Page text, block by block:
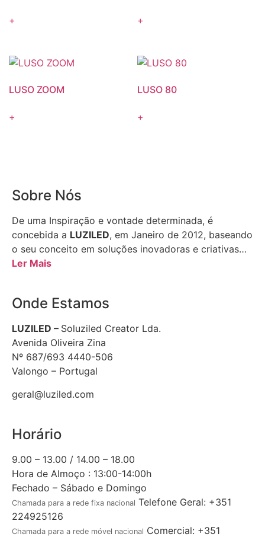
+ +
LUSO ZOOM
+
LUSO 80
+
Sobre Nós
De uma Inspiração e vontade determinada, é
concebida a LUZILED, em Janeiro de 2012, baseando
o seu conceito em soluções inovadoras e criativas…
Ler Mais
Onde Estamos
LUZILED – Soluziled Creator Lda.
Avenida Oliveira Zina
Nº 687/693 4440-506
Valongo – Portugal
geral@luziled.com
Horário
9.00 – 13.00 / 14.00 – 18.00
Hora de Almoço : 13:00-14:00h
Fechado – Sábado e Domingo
Chamada para a rede fixa nacional Telefone Geral: +351
224925126
Chamada para a rede móvel nacional Comercial: +351